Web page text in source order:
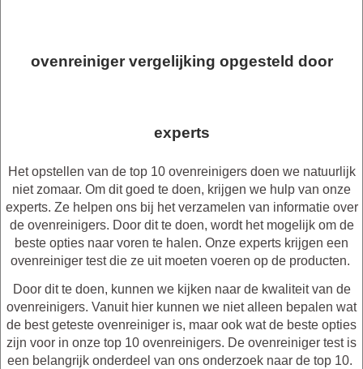
ovenreiniger vergelijking opgesteld door
experts
Het opstellen van de top 10 ovenreinigers doen we natuurlijk
niet zomaar. Om dit goed te doen, krijgen we hulp van onze
experts. Ze helpen ons bij het verzamelen van informatie over
de ovenreinigers. Door dit te doen, wordt het mogelijk om de
beste opties naar voren te halen. Onze experts krijgen een
ovenreiniger test die ze uit moeten voeren op de producten.
Door dit te doen, kunnen we kijken naar de kwaliteit van de
ovenreinigers. Vanuit hier kunnen we niet alleen bepalen wat
de best geteste ovenreiniger is, maar ook wat de beste opties
zijn voor in onze top 10 ovenreinigers. De ovenreiniger test is
een belangrijk onderdeel van ons onderzoek naar de top 10.